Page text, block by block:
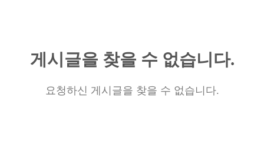
게시글을 찾을 수 없습니다.
요청하신 게시글을 찾을 수 없습니다.